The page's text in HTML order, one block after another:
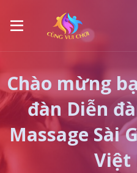
Chào mừng
đàn Diễn
Massage Sài
Việt